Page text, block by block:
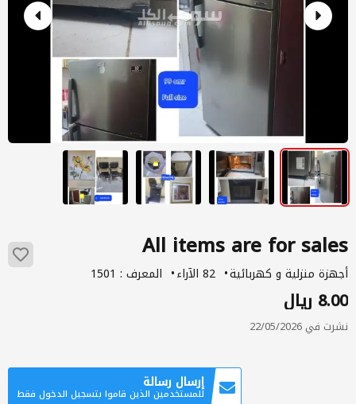
All items are for sales
أجهزة منزلية و كهربائية 82 الآراء المعرف : 1501
8.00 ريال
نشرت في 22/05/2026
إرسال رسالة
للمستخدمين الذين قاموا بتسجيل الدخول فقط